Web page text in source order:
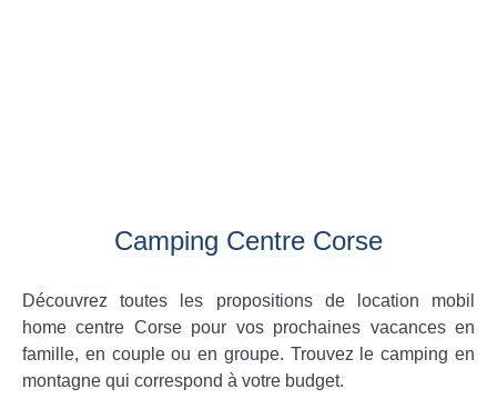
Camping Centre Corse
Découvrez toutes les propositions de location mobil
home centre Corse pour vos prochaines vacances en
famille, en couple ou en groupe. Trouvez le camping en
montagne qui correspond à votre budget.